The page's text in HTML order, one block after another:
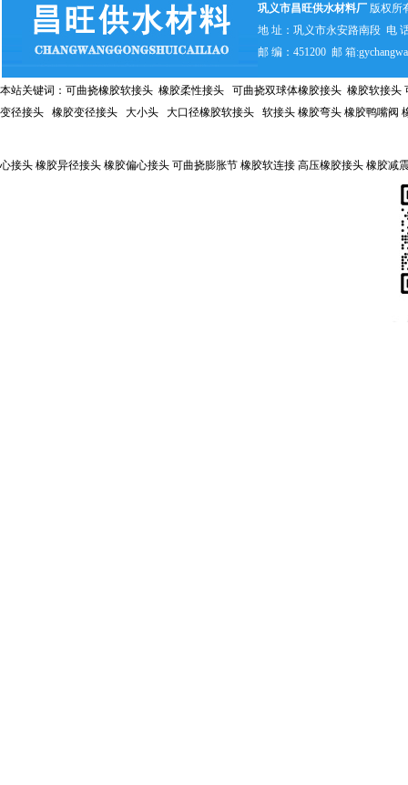
压力承受范围
耐油橡胶接头|排水橡胶接头|风道橡胶接头 贵州省瓮安县耐油
巩义市昌旺供水材料厂 版权所
地 址：巩义市永安路南段 电
邮 编：451200 邮 箱
本站关键词： 可曲挠橡胶软接头 橡胶柔性接头 可曲挠双球体橡胶接头 橡胶软接头
变径接头 橡胶变径接头 大小头 大口径橡胶软接头 软接头 橡胶弯头 橡胶鸭嘴阀
心接头 橡胶异径接头 橡胶偏心接头 可曲挠膨胀节 橡胶软连接 高压橡胶接头 橡胶减